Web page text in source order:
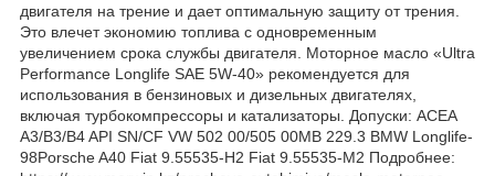
двигателя на трение и дает оптимальную защиту от трения.
Это влечет экономию топлива с одновременным
увеличением срока службы двигателя. Моторное масло «Ultra
Performance Longlife SAE 5W-40» рекомендуется для
использования в бензиновых и дизельных двигателях,
включая турбокомпрессоры и катализаторы. Допуски: ACEA
A3/B3/B4 API SN/CF VW 502 00/505 00MB 229.3 BMW Longlife-
98Porsche A40 Fiat 9.55535-H2 Fiat 9.55535-M2 Подробнее: